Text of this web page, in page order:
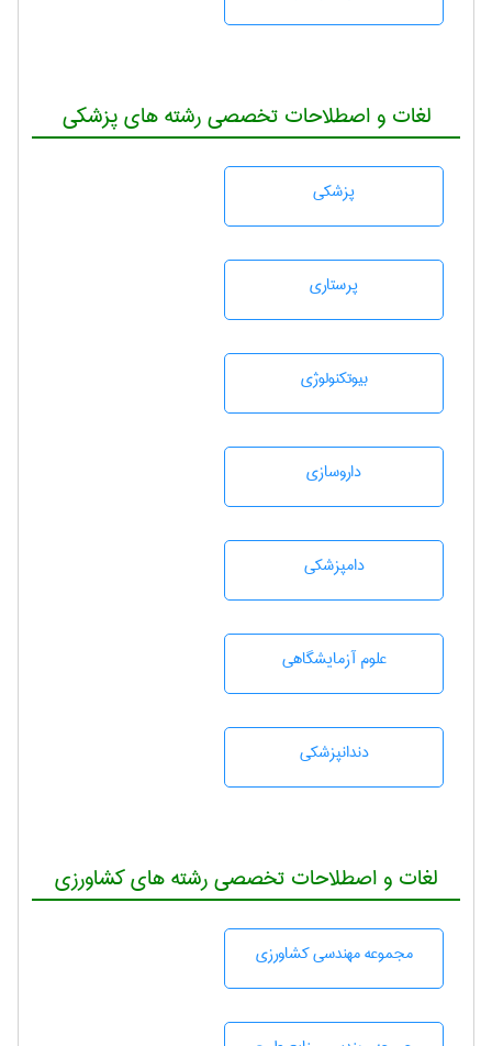
لغات و اصطلاحات تخصصی رشته های پزشکی
پزشكی
پرستاری
بيوتكنولوژی
داروسازی
دامپزشكی
علوم آزمايشگاهی
دندانپزشكی
لغات و اصطلاحات تخصصی رشته های کشاورزی
مجموعه مهندسی كشاورزی